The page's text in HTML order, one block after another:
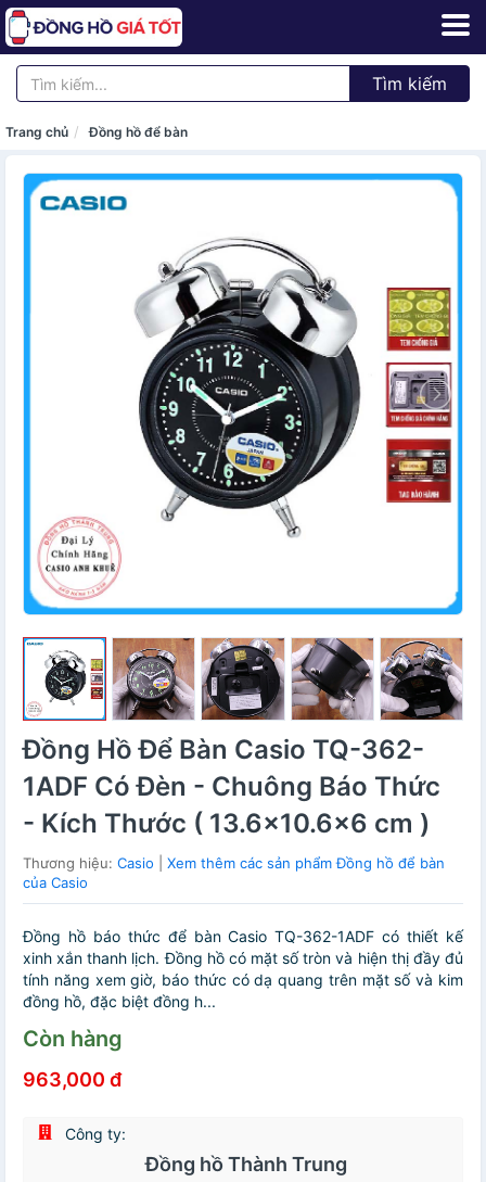
Tìm kiếm
Trang chủ Đồng hồ để bàn
Đồng Hồ Để Bàn Casio TQ-362-
1ADF Có Đèn - Chuông Báo Thức
- Kích Thước ( 13.6×10.6×6 cm )
Thương hiệu: Casio
Xem thêm các sản phẩm Đồng hồ để bàn
của Casio
Đồng hồ báo thức để bàn Casio TQ-362-1ADF có thiết kế
xinh xắn thanh lịch. Đồng hồ có mặt số tròn và hiện thị đầy đủ
tính năng xem giờ, báo thức có dạ quang trên mặt số và kim
đồng hồ, đặc biệt đồng h...
Còn hàng
963,000 đ
Công ty:
Đồng hồ Thành Trung